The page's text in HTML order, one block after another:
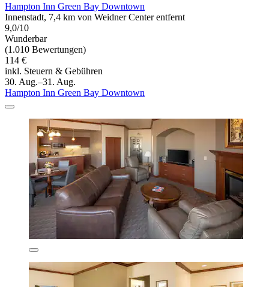
Hampton Inn Green Bay Downtown
Innenstadt, 7,4 km von Weidner Center entfernt
9,0/10
Wunderbar
(1.010 Bewertungen)
114 €
inkl. Steuern & Gebühren
30. Aug.–31. Aug.
Hampton Inn Green Bay Downtown